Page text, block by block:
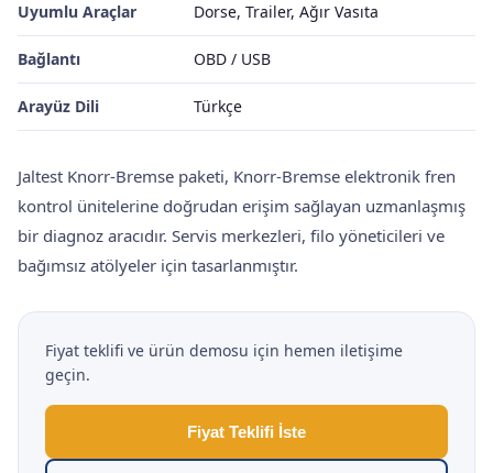
Uyumlu Araçlar Dorse, Trailer, Ağır Vasıta
Bağlantı OBD / USB
Arayüz Dili Türkçe
Jaltest Knorr-Bremse paketi, Knorr-Bremse elektronik fren
kontrol ünitelerine doğrudan erişim sağlayan uzmanlaşmış
bir diagnoz aracıdır. Servis merkezleri, filo yöneticileri ve
bağımsız atölyeler için tasarlanmıştır.
Fiyat teklifi ve ürün demosu için hemen iletişime
geçin.
Fiyat Teklifi İste